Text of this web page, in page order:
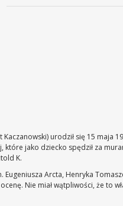
urodził się 15 maja
jako dziecko spędził za
K.
Eugeniusza Arcta, Henryka
Nie miał wątpliwości, że to